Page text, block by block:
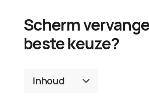
Scherm
beste keuze?
Inhoud